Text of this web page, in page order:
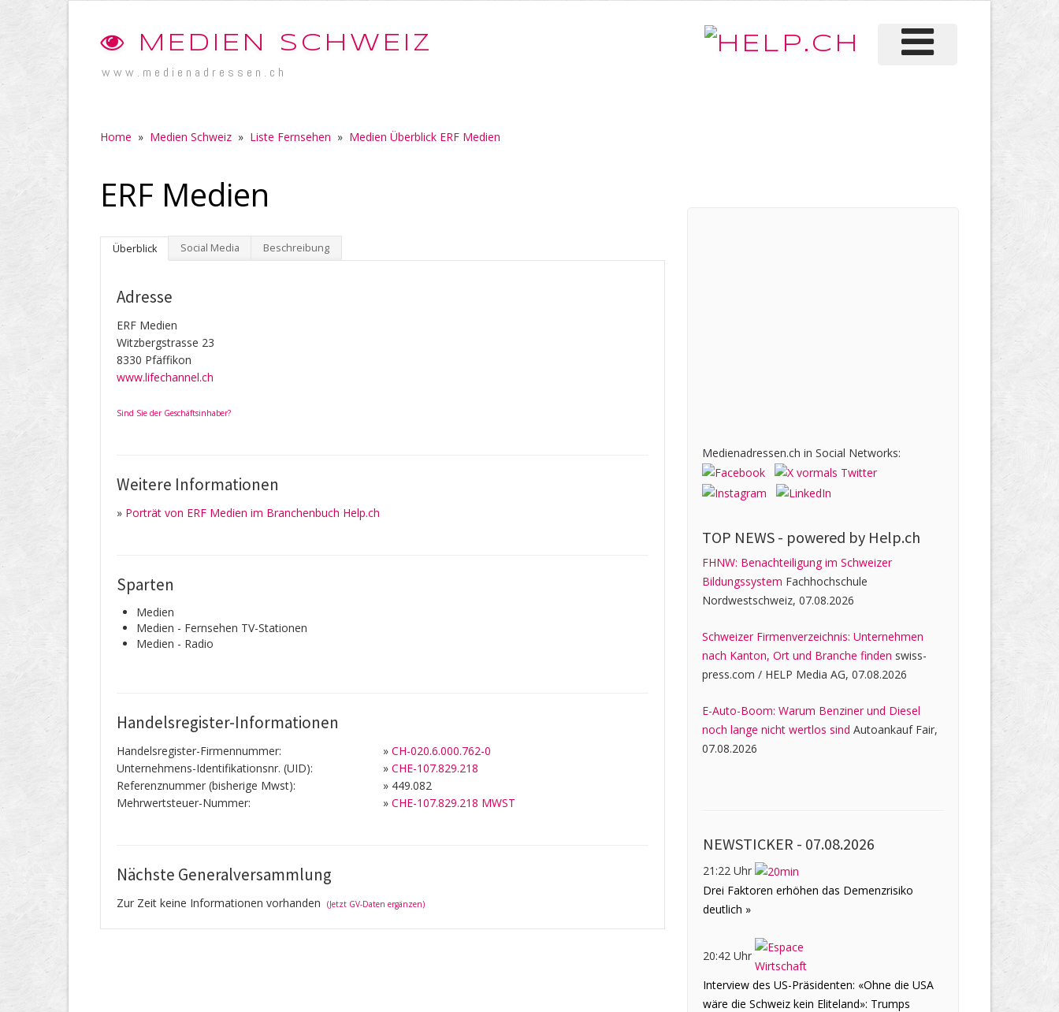
MEDIEN SCHWEIZ
www.medienadressen.ch
Home » Medien Schweiz » Liste Fernsehen » Medien Überblick ERF Medien
ERF Medien
Überblick Social Media Beschreibung
Adresse
ERF Medien
Witzbergstrasse 23
8330 Pfäffikon
www.lifechannel.ch
Sind Sie der Geschäftsinhaber?
Weitere Informationen
» Porträt von ERF Medien im Branchenbuch Help.ch
Sparten
Medien
Medien - Fernsehen TV-Stationen
Medien - Radio
Handelsregister-Informationen
Handelsregister-Firmennummer: » CH-020.6.000.762-0
Unternehmens-Identifikationsnr. (UID):
» CHE-107.829.218
Referenznummer (bisherige Mwst):
» 449.082
Mehrwertsteuer-Nummer:
» CHE-107.829.218 MWST
Nächste Generalversammlung
Zur Zeit keine Informationen vorhanden (Jetzt GV-Daten ergänzen)
Medienadressen.ch in Social Networks:
TOP NEWS - powered by Help.ch
FHNW: Benachteiligung im Schweizer
Bildungssystem Fachhochschule
Nordwestschweiz, 07.08.2026
Schweizer Firmenverzeichnis: Unternehmen
nach Kanton, Ort und Branche finden swiss-
press.com / HELP Media AG, 07.08.2026
E-Auto-Boom: Warum Benziner und Diesel
noch lange nicht wertlos sind Autoankauf Fair,
07.08.2026
NEWSTICKER - 07.08.2026
21:22 Uhr
Drei Faktoren erhöhen das Demenzrisiko
deutlich »
20:42 Uhr
Interview des US-Präsidenten: «Ohne die USA
wäre die Schweiz kein Eliteland»: Trumps